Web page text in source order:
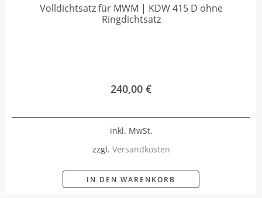
Volldichtsatz für MWM | KDW 415 D ohne
Ringdichtsatz
240,00 €
inkl. MwSt.
zzgl. Versandkosten
IN DEN WARENKORB